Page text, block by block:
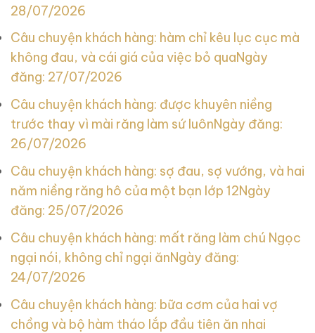
28/07/2026
Câu chuyện khách hàng: hàm chỉ kêu lục cục mà
không đau, và cái giá của việc bỏ quaNgày
đăng: 27/07/2026
Câu chuyện khách hàng: được khuyên niềng
trước thay vì mài răng làm sứ luônNgày đăng:
26/07/2026
Câu chuyện khách hàng: sợ đau, sợ vướng, và hai
năm niềng răng hô của một bạn lớp 12Ngày
đăng: 25/07/2026
Câu chuyện khách hàng: mất răng làm chú Ngọc
ngại nói, không chỉ ngại ănNgày đăng:
24/07/2026
Câu chuyện khách hàng: bữa cơm của hai vợ
chồng và bộ hàm tháo lắp đầu tiên ăn nhai